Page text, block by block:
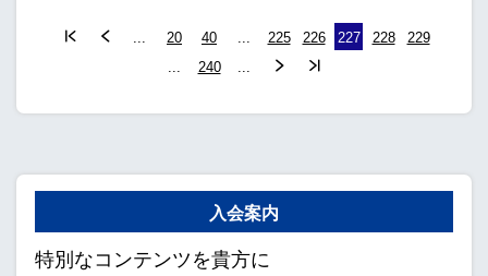
... 20 40 ... 225 226 227 228
229
...
240 ...
入会案内
特別なコンテンツを貴方に